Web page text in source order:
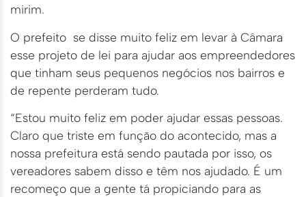
mirim.
O prefeito se disse muito feliz em levar à Câmara
esse projeto de lei para ajudar aos empreendedores
que tinham seus pequenos negócios nos bairros e
de repente perderam tudo.
“Estou muito feliz em poder ajudar essas pessoas.
Claro que triste em função do acontecido, mas a
nossa prefeitura está sendo pautada por isso, os
vereadores sabem disso e têm nos ajudado. É um
recomeço que a gente tá propiciando para as